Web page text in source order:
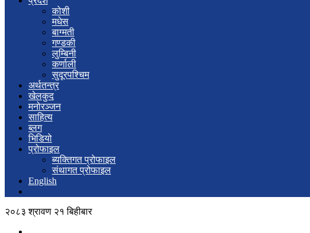
कोशी
मधेस
बाग्मती
गण्डकी
लुम्बिनी
कर्णाली
सुदूरपश्चिम
अर्थतन्त्र
खेलकुद
मनोरञ्जन
साहित्य
ब्लग
भिडियो
प्रोफाइल
ब्यक्तिगत प्रोफाइल
संथागत प्रोफाइल
English
२०८३ श्रावण २१ बिहीबार